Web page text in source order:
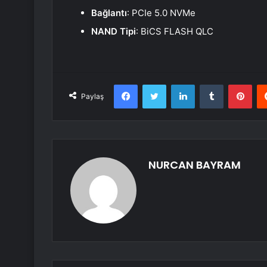
Bağlantı: PCIe 5.0 NVMe
NAND Tipi: BiCS FLASH QLC
Paylaş
FacebookTwitter LinkedInTumblr
NURCAN BAYRAM